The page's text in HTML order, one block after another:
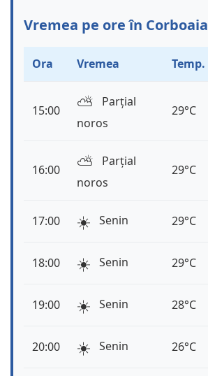
Vremea pe ore în Corboaia
Ora Vremea Temp.
15:00 ⛅️
Parțial
noros
29°C
16:00 ⛅️
Parțial
noros
29°C
17:00 ☀️ Senin 29°C
18:00 ☀️ Senin 29°C
19:00 ☀️ Senin 28°C
20:00 ☀️ Senin 26°C